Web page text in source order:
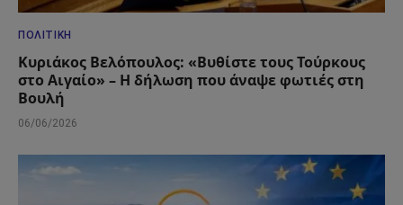
ΠΟΛΙΤΙΚΉ
Κυριάκος Βελόπουλος: «Βυθίστε τους Τούρκους
στο Αιγαίο» – Η δήλωση που άναψε φωτιές στη
Βουλή
06/06/2026